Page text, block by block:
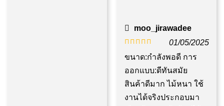
moo_jirawadee
ให้คะแนน
5ตั้งแต่ 1-5
คะแนน
01/05/2025
ขนาด:กำลังพอดี การ
ออกแบบ:ดีทันสมัย
สินค้าดีมาก ไม้หนา ใช้
งานได้จริงประกอบมา